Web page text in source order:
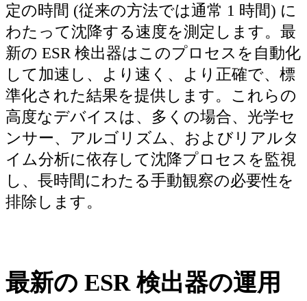
定の時間 (従来の方法では通常 1 時間) に
わたって沈降する速度を測定します。最
新の ESR 検出器はこのプロセスを自動化
して加速し、より速く、より正確で、標
準化された結果を提供します。これらの
高度なデバイスは、多くの場合、光学セ
ンサー、アルゴリズム、およびリアルタ
イム分析に依存して沈降プロセスを監視
し、長時間にわたる手動観察の必要性を
排除します。
最新の ESR 検出器の運用